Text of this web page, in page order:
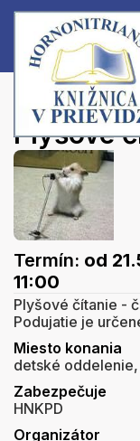
Hlavná stránka
Plyšové
Termín: od
11:00
Plyšové čítanie -
Podujatie je
Miesto konania
detské oddelenie,
Zabezpečuje
HNKPD
Organizátor